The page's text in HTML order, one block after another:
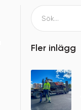
Fler inlägg